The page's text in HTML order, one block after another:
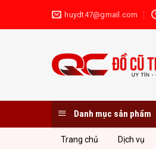
huydt47@gmail.com
Danh mục sản phẩm
Trang chủ Dịch vụ